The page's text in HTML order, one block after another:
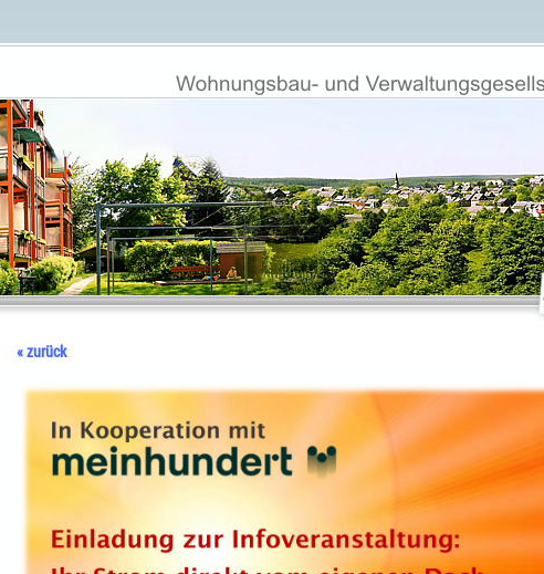
« zurück